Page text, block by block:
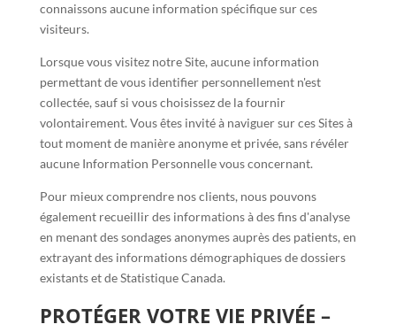
connaissons aucune information spécifique sur ces
visiteurs.
Lorsque vous visitez notre Site, aucune information
permettant de vous identifier personnellement n'est
collectée, sauf si vous choisissez de la fournir
volontairement. Vous êtes invité à naviguer sur ces Sites à
tout moment de manière anonyme et privée, sans révéler
aucune Information Personnelle vous concernant.
Pour mieux comprendre nos clients, nous pouvons
également recueillir des informations à des fins d'analyse
en menant des sondages anonymes auprès des patients, en
extrayant des informations démographiques de dossiers
existants et de Statistique Canada.
PROTÉGER VOTRE VIE PRIVÉE –